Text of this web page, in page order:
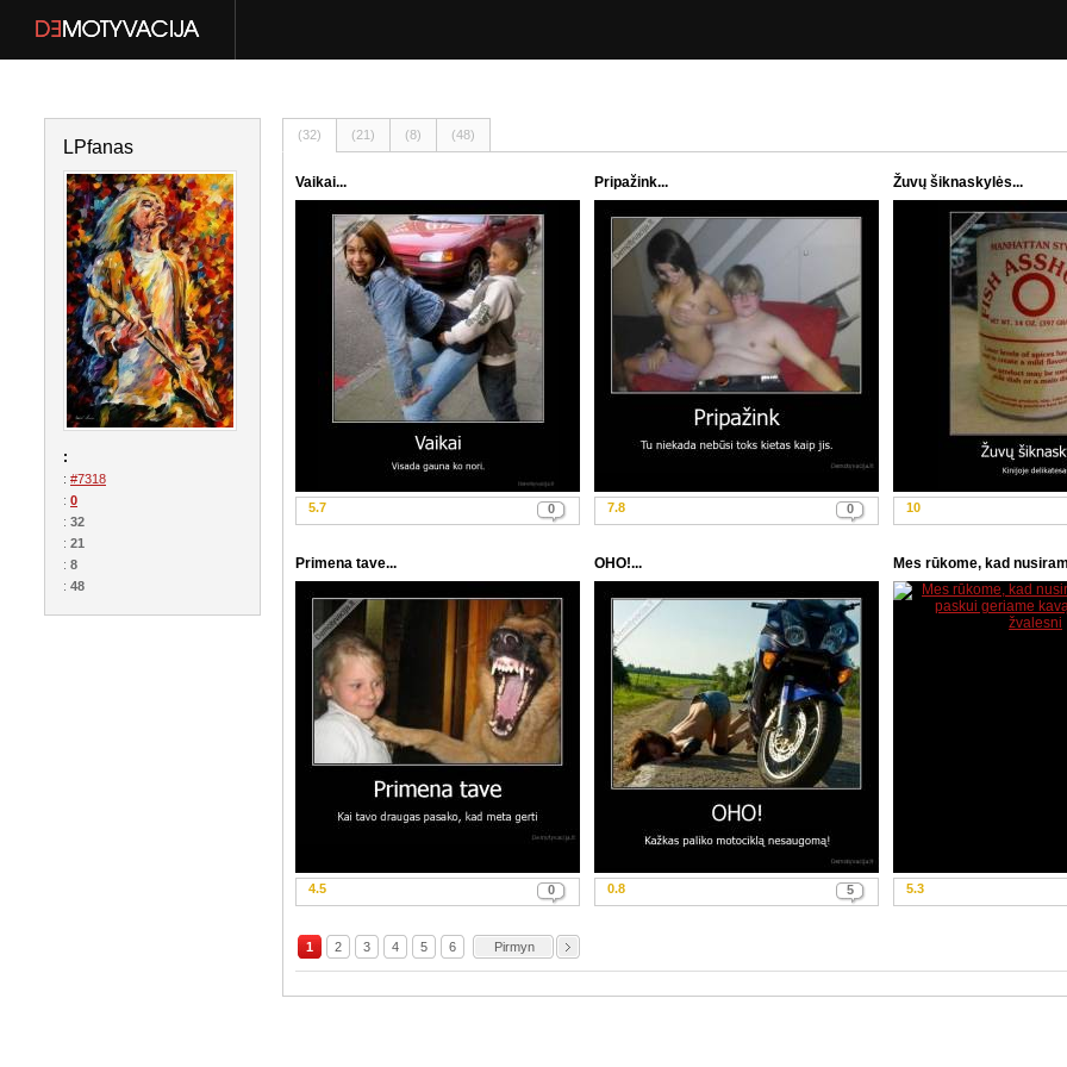
LPfanas
:
: #7318
: 0
: 32
: 21
: 8
: 48
(32) (21) (8) (48)
Vaikai...
5.7 0
Pripažink...
7.8 0
Žuvų šiknaskylės...
10
Primena tave...
4.5 0
OHO!...
0.8 5
Mes rūkome, kad
5.3
1 2 3 4 5 6 Pirmyn